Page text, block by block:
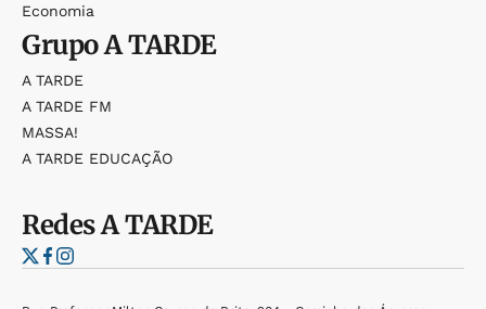
Economia
GrupoA TARDE
A TARDE
A TARDE FM
MASSA!
A TARDE EDUCAÇÃO
RedesA TARDE